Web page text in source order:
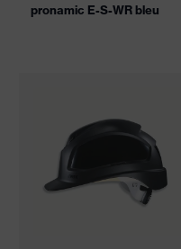
pronamic E-S-WR bleu